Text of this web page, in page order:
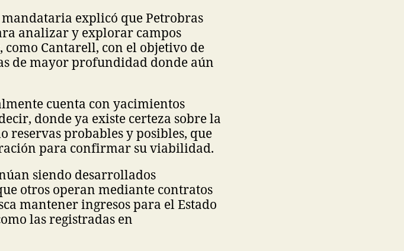
explicó que Petrobras
analizar y explorar campos
Cantarell, con el objetivo de
de mayor profundidad donde aún
cuenta con yacimientos
donde ya existe certeza sobre la
reservas probables y posibles, que
para confirmar su viabilidad.
siendo desarrollados
otros operan mediante contratos
mantener ingresos para el Estado
las registradas en